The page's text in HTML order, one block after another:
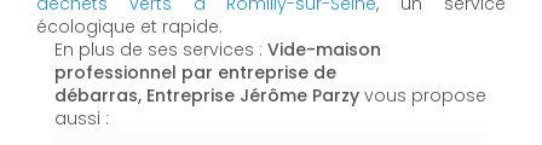
écologique et rapide.
En plus de ses services : Vide-maison
professionnel par entreprise de
débarras, Entreprise Jérôme Parzy vous propose
aussi :